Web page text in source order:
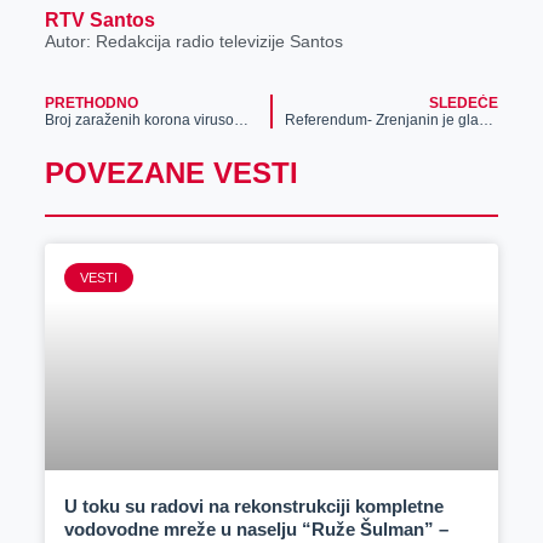
RTV Santos
Autor: Redakcija radio televizije Santos
PRETHODNO
Broj zaraženih korona virusom se udvostručuje na dnevnom nivou
SLEDEĆE
Referendum- Zrenjanin je glasao za izmenu Ustava Republike Srbije
POVEZANE VESTI
VESTI
U toku su radovi na rekonstrukciji kompletne
vodovodne mreže u naselju “Ruže Šulman” –